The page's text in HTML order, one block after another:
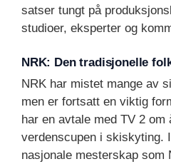
satser tungt på
studioer, eksperter og
NRK: Den tradisjonelle
NRK har mistet mange av
men er fortsatt en viktig
har en avtale med TV 2 om
verdenscupen i skiskyting.
nasjonale mesterskap som